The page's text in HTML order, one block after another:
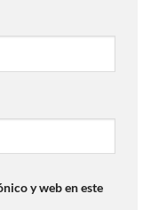
y web en este